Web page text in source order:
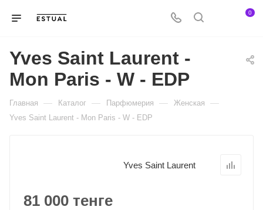
0
Yves Saint Laurent -
Mon Paris - W - EDP
Главная — Каталог — Парфюмерия — Женская —
Yves Saint Laurent - Mon Paris - W - EDP
Yves Saint Laurent
81 000 тенге